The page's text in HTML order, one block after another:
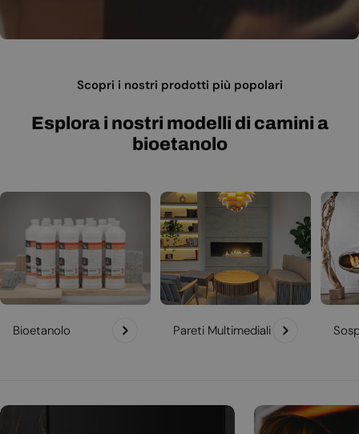
Scopri i nostri prodotti più popolari
Esplora i nostri modelli di camini a
bioetanolo
Bioetanolo Pareti Multimediali